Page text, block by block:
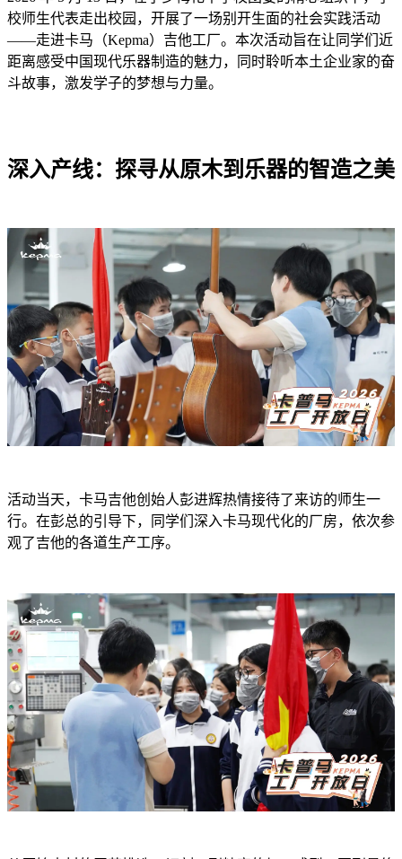
校师生代表走出校园，开展了一场别开生面的社会实践活动
——走进卡马（Kepma）吉他工厂。本次活动旨在让同学们近
距离感受中国现代乐器制造的魅力，同时聆听本土企业家的奋
斗故事，激发学子的梦想与力量。
深入产线：探寻从原木到乐器的智造之美
活动当天，卡马吉他创始人彭进辉热情接待了来访的师生一
行。在彭总的引导下，同学们深入卡马现代化的厂房，依次参
观了吉他的各道生产工序。